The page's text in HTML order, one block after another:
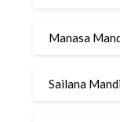
Manasa
Sailana